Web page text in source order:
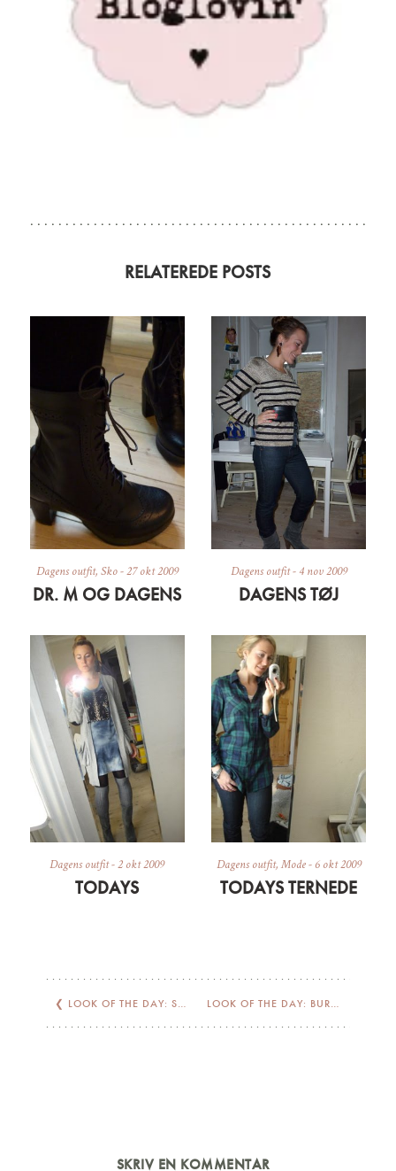
RELATEREDE POSTS
Dagens outfit, Sko-27 okt 2009
DR. M OG DAGENS
Dagens outfit-4 nov 2009
DAGENS TØJ
Dagens outfit-2 okt 2009
TODAYS
Dagens outfit, Mode- 6 okt 2009
TODAYS TERNEDE
❮ LOOK OF THE DAY: STRIPES & GLITTER LOOK OF THE DAY: BURGUNDY WALL
SKRIV EN KOMMENTAR